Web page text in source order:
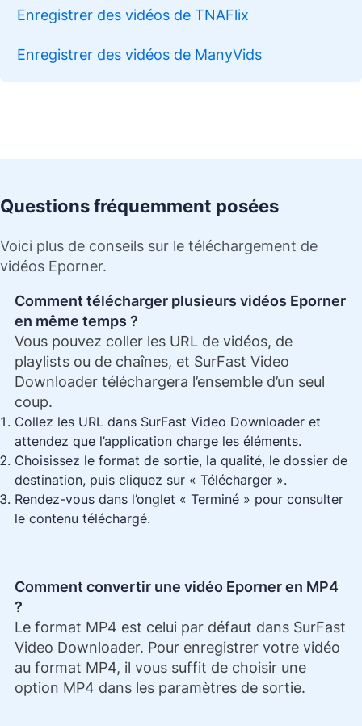
Enregistrer des vidéos de TNAFlix
Enregistrer des vidéos de ManyVids
Questions fréquemment posées
Voici plus de conseils sur le téléchargement de
vidéos Eporner.
Comment télécharger plusieurs vidéos Eporner
en même temps ?
Vous pouvez coller les URL de vidéos, de
playlists ou de chaînes, et SurFast Video
Downloader téléchargera l’ensemble d’un seul
coup.
Collez les URL dans SurFast Video Downloader et
attendez que l’application charge les éléments.
Choisissez le format de sortie, la qualité, le dossier de
destination, puis cliquez sur « Télécharger ».
Rendez-vous dans l’onglet « Terminé » pour consulter
le contenu téléchargé.
Comment convertir une vidéo Eporner en MP4
?
Le format MP4 est celui par défaut dans SurFast
Video Downloader. Pour enregistrer votre vidéo
au format MP4, il vous suffit de choisir une
option MP4 dans les paramètres de sortie.